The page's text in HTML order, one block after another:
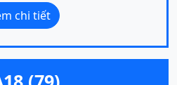
chi tiết